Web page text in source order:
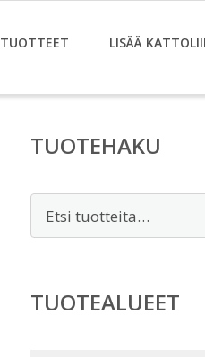
TUOTTEET LISÄÄ
TUOTEHAKU
TUOTEALUEET